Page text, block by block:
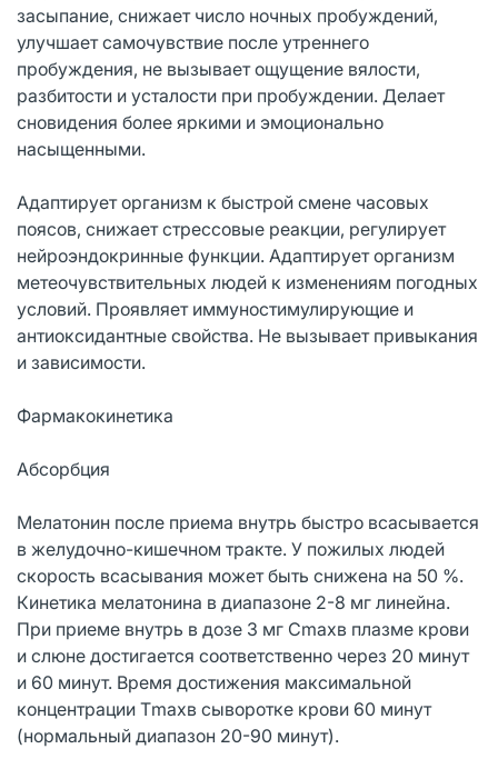
засыпание, снижает число ночных пробуждений,
улучшает самочувствие после утреннего
пробуждения, не вызывает ощущение вялости,
разбитости и усталости при пробуждении. Делает
сновидения более яркими и эмоционально
насыщенными.
Адаптирует организм к быстрой смене часовых
поясов, снижает стрессовые реакции, регулирует
нейроэндокринные функции. Адаптирует организм
метеочувствительных людей к изменениям погодных
условий. Проявляет иммуностимулирующие и
антиоксидантные свойства. Не вызывает привыкания
и зависимости.
Фармакокинетика
Абсорбция
Мелатонин после приема внутрь быстро всасывается
в желудочно-кишечном тракте. У пожилых людей
скорость всасывания может быть снижена на 50 %.
Кинетика мелатонина в диапазоне 2-8 мг линейна.
При приеме внутрь в дозе 3 мг Сmaxв плазме крови
и слюне достигается соответственно через 20 минут
и 60 минут. Время достижения максимальной
концентрации Тmaxв сыворотке крови 60 минут
(нормальный диапазон 20-90 минут).